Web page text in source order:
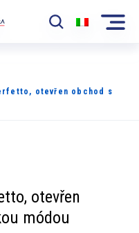
otevřen obchod s
otevřen
módou